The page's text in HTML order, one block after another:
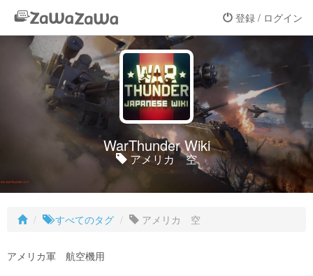
登録 / ログイン
WarThunder Wiki
アメリカ 空
すべてのタグ アメリカ 空
アメリカ軍 航空機用